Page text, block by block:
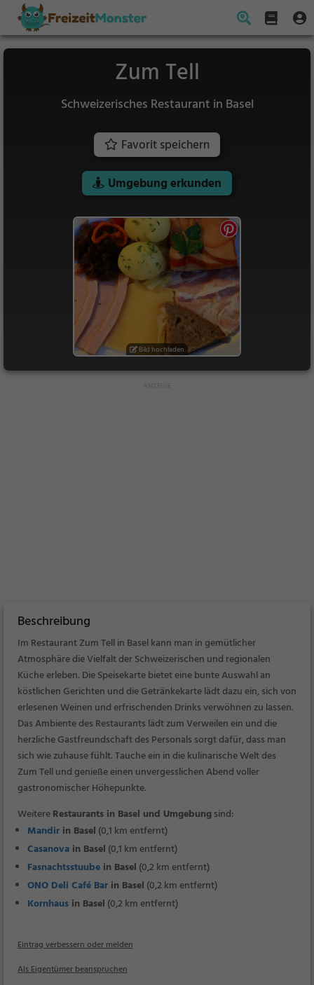
Zum Tell
Schweizerisches Restaurant in Basel
Favorit speichern
Umgebung erkunden
Bild hochladen
Beschreibung
Im Restaurant Zum Tell in Basel kann man in gemütlicher
Atmosphäre die Vielfalt der Schweizerischen und regionalen
Küche erleben. Die Speisekarte bietet eine bunte Auswahl an
köstlichen Gerichten und die Getränkekarte lädt dazu ein, sich von
erlesenen Weinen und erfrischenden Drinks verwöhnen zu lassen.
Das Ambiente des Restaurants lädt zum Verweilen ein und die
herzliche Gastfreundschaft des Personals sorgt dafür, dass man
sich wie zuhause fühlt. Tauche ein in die kulinarische Welt des
Zum Tell und genieße einen unvergesslichen Abend voller
gastronomischer Höhepunkte.
WeitereRestaurants in Basel und Umgebungsind:
Mandir in Basel (0,1 km entfernt)
Casanova in Basel (0,1 km entfernt)
Fasnachtsstuube in Basel (0,2 km entfernt)
ONO Deli Café Bar in Basel (0,2 km entfernt)
Kornhaus in Basel (0,2 km entfernt)
Eintrag verbessern oder melden
Als Eigentümer beanspruchen